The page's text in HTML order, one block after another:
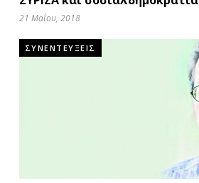
21 Μαΐου, 2018
ΣΥΝΕΝΤΕΥΞΕΙΣ